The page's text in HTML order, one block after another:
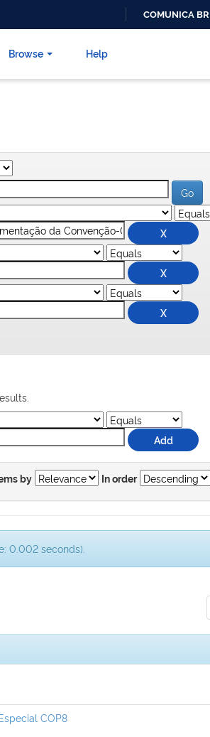
COMUNICA BR
Browse Help
by In order
0.002 seconds).
COP8